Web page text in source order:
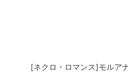
[ネクロ・ロマンス]モルア